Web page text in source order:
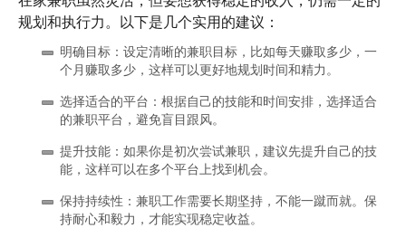
规划和执行力。以下是几个实用的建议：
明确目标 ：设定清晰的兼职目标，比如每天赚取多少，一
个月赚取多少，这样可以更好地规划时间和精力。
选择适合的平台 ：根据自己的技能和时间安排，选择适合
的兼职平台，避免盲目跟风。
提升技能 ：如果你是初次尝试兼职，建议先提升自己的技
能，这样可以在多个平台上找到机会。
保持持续性 ：兼职工作需要长期坚持，不能一蹴而就。保
持耐心和毅力，才能实现稳定收益。